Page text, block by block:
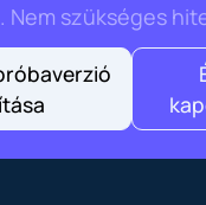
Nem szükséges